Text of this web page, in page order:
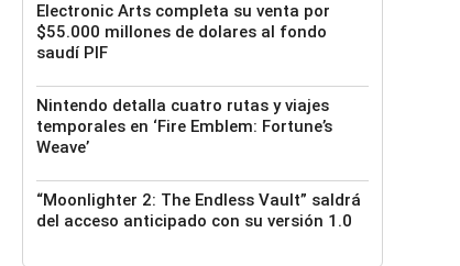
Electronic Arts completa su venta por
$55.000 millones de dolares al fondo
saudí PIF
Nintendo detalla cuatro rutas y viajes
temporales en ‘Fire Emblem: Fortune’s
Weave’
“Moonlighter 2: The Endless Vault” saldrá
del acceso anticipado con su versión 1.0